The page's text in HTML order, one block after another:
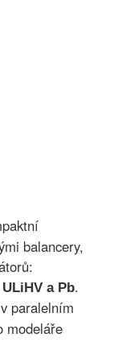
balancery,
a Pb.
v paralelním
modeláře